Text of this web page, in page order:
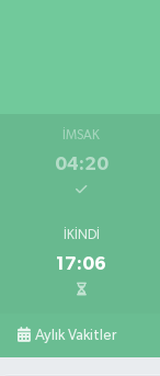
İMSAK
04:20
İKINDI
17:06
Aylık Vakitler